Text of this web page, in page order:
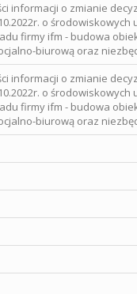
informacji o zmianie
o
firmy ifm - budowa
biurową oraz
informacji o zmianie
o
firmy ifm - budowa
biurową oraz